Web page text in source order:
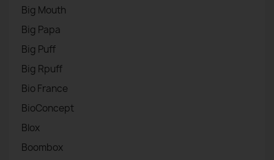
Big Mouth
Big Papa
Big Puff
Big Rpuff
Bio France
BioConcept
Blox
Boombox